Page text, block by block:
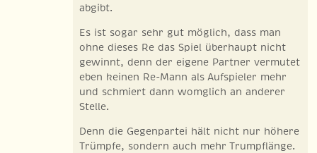
abgibt.
Es ist sogar sehr gut möglich, dass man
ohne dieses Re das Spiel überhaupt nicht
gewinnt, denn der eigene Partner vermutet
eben keinen Re-Mann als Aufspieler mehr
und schmiert dann womglich an anderer
Stelle.
Denn die Gegenpartei hält nicht nur höhere
Trümpfe, sondern auch mehr Trumpflänge.